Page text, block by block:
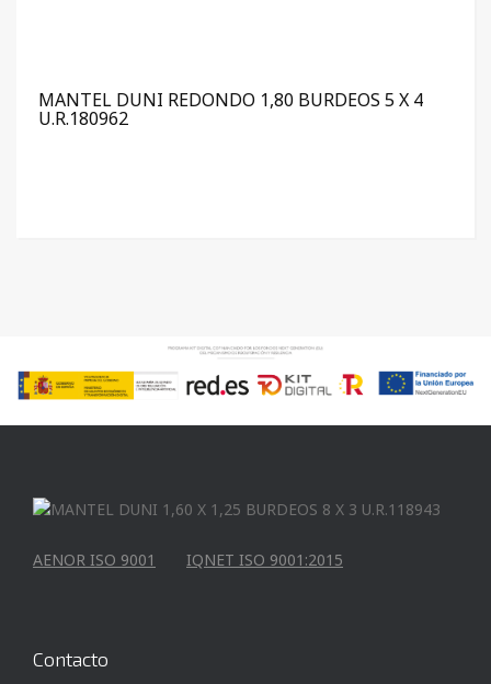
MANTEL DUNI REDONDO 1,80 BURDEOS 5 X 4
U.R.180962
AENOR ISO 9001 IQNET ISO 9001:2015
Contacto